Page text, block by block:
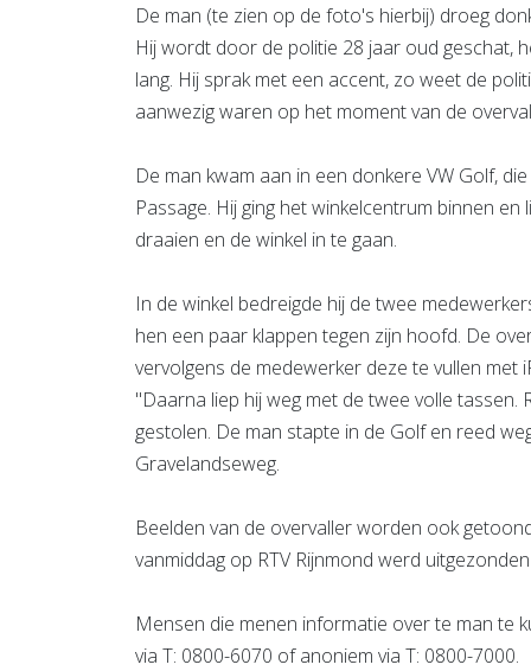
De man (te zien op de foto's hierbij) droeg
Hij wordt door de politie 28 jaar oud geschat,
lang. Hij sprak met een accent, zo weet de
aanwezig waren op het moment van de
De man kwam aan in een donkere VW Golf,
Passage. Hij ging het winkelcentrum binnen
draaien en de winkel in te gaan.
In de winkel bedreigde hij de twee
hen een paar klappen tegen zijn hoofd. De
vervolgens de medewerker deze te vullen met
"Daarna liep hij weg met de twee volle
gestolen. De man stapte in de Golf en reed
Gravelandseweg.
Beelden van de overvaller worden ook
vanmiddag op RTV Rijnmond werd
Mensen die menen informatie over te man te
via T: 0800-6070 of anoniem via T: 0800-7000.